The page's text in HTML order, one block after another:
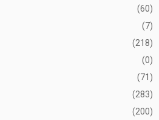
(60)
(7)
(218)
(0)
(71)
(283)
(200)